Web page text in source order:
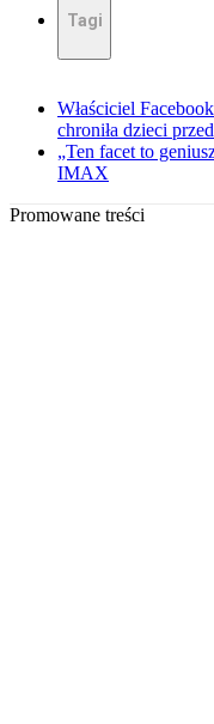
Tagi
Właściciel
chroniła dzieci
„Ten facet to
IMAX
Promowane treści